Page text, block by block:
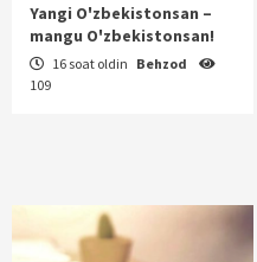
Yangi O'zbekistonsan –
mangu O'zbekistonsan!
16 soat oldin Behzod
109